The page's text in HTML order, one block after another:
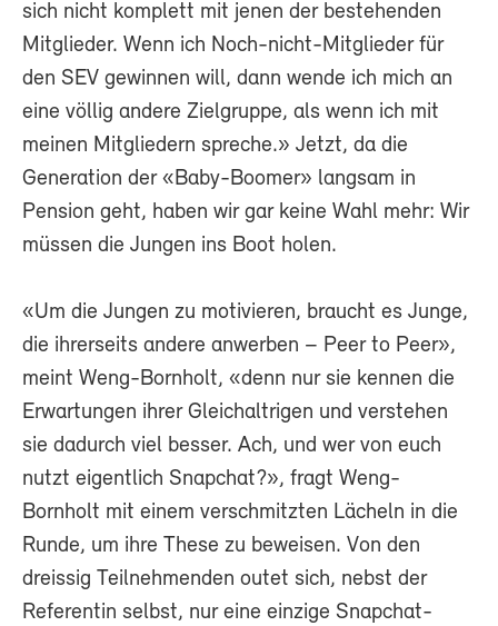
sich nicht komplett mit jenen der bestehenden
Mitglieder. Wenn ich Noch-nicht-Mitglieder für
den SEV gewinnen will, dann wende ich mich an
eine völlig andere Zielgruppe, als wenn ich mit
meinen Mitgliedern spreche.» Jetzt, da die
Generation der «Baby-Boomer» langsam in
Pension geht, haben wir gar keine Wahl mehr: Wir
müssen die Jungen ins Boot holen.
«Um die Jungen zu motivieren, braucht es Junge,
die ihrerseits andere anwerben – Peer to Peer»,
meint Weng-Bornholt, «denn nur sie kennen die
Erwartungen ihrer Gleichaltrigen und verstehen
sie dadurch viel besser. Ach, und wer von euch
nutzt eigentlich Snapchat?», fragt Weng-
Bornholt mit einem verschmitzten Lächeln in die
Runde, um ihre These zu beweisen. Von den
dreissig Teilnehmenden outet sich, nebst der
Referentin selbst, nur eine einzige Snapchat-